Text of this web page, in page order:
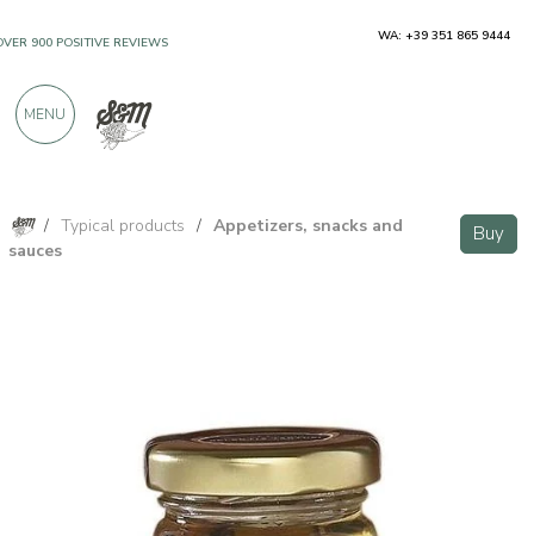
/ Typical products / Appetizers, snacks and
sauces
Buy
900 POSITIVE REVIEWS WA: +39 351 865 9444
MENU